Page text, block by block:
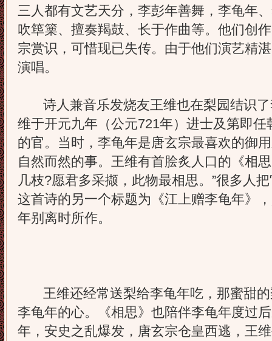
三人都有文艺天分，李彭年善舞，李龟年
吹筚篥、擅奏羯鼓、长于作曲等。他们创
宗赏识，可惜现已失传。由于他们演艺精
演唱。
诗人兼音乐发烧友王维也在梨园结识了
维于开元九年（公元721年）进士及第即
的官。当时，李龟年是唐玄宗最喜欢的御
自然而然的事。王维有首脍炙人口的《相
几枝?愿君多采撷，此物最相思。”很多人
这首诗的另一个标题为《江上赠李龟年》
年别离时所作。
王维还经常送梨给李龟年吃，那蜜甜的
李龟年的心。《相思》也陪伴李龟年度过
年，安史之乱爆发，唐玄宗仓皇西逃，王